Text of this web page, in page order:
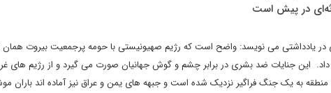
در پیش است
یادداشتی می نویسد: واضح است که رژیم صهیونیستی با حومه پرجمعیت بیروت همان
داد. این جنایات ضد بشری در برابر چشم و گوش جهانیان صورت می گیرد و از رژیم های
به یک جنگ فراگیر نزدیک شده است و جبهه های یمن و عراق نیز آماده اند باران